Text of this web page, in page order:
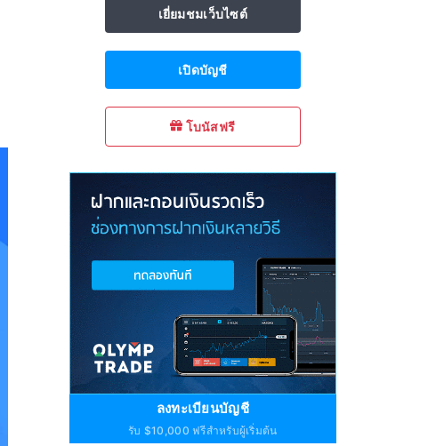
เยี่ยมชมเว็บไซต์
เปิดบัญชี
โบนัสฟรี
ลงทะเบียนบัญชี
รับ $10,000 ฟรีสำหรับผู้เริ่มต้น